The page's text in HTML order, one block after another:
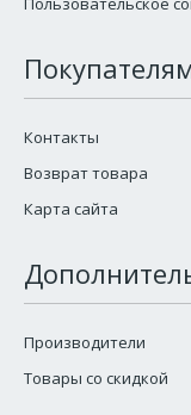
Контакты
Возврат товара
Карта сайта
Производители
Товары со скидкой